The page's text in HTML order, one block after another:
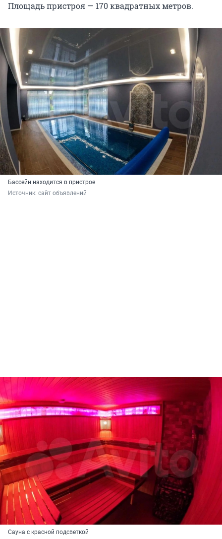
Площадь пристроя — 170 квадратных метров.
Бассейн находится в пристрое
Источник: сайт объявлений
Сауна с красной подсветкой